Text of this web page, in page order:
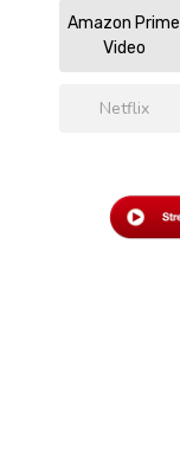
Amazon Prime
Video
Netflix